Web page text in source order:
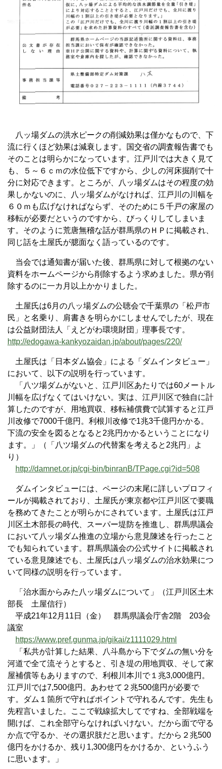
八ッ場ダムの洪水ピークの削減効果は僅かなもので、下
流に行くほど効果は減衰します。国交省の調査報告書でも
そのことは明らかになっています。江戸川では大きく見て
も、５～６ｃｍの水位低下ですから、少しの河床掘削で十
分に対応できます。ところが、八ッ場ダムはその程度の効
果しかないのに、八ッ場ダムがなければ、江戸川の川幅を
６０ｍも広げなければならず、そのために５千戸の家屋の
移転が必要だというのですから、びっくりしてしまいま
す。そのように荒唐無稽な話が群馬県のＨＰに掲載され、
同じ話を土屋氏が臆面なく語っているのです。
当会では通知書が届いた後、群馬県に対して根拠のない
資料をホームページから削除するよう求めました。県が削
除するのに一カ月以上かかりました。
土屋氏は6月の八ッ場ダムの公聴会で千葉県の「松戸市
民」と名乗り、肩書きを明らかにしませんでしたが、現在
は公益財団法人「えどがわ環境財団」理事長です。
http://edogawa-kankyozaidan.jp/about/pages/220/
土屋氏は「日本ダム協会」による「ダムインタビュー」
において、以下の説明を行っています。
「八ツ場ダムがないと、江戸川区あたりでは60メートル
川幅を広げなくてはいけない。実は、江戸川区で独自に計
算したのですが、用地買収、移転補償費で試算すると江戸
川改修で7000千億円。利根川改修で1兆3千億円かかる。
下流の安全を図るとなると2兆円かかるということになり
ます。」（「八ツ場ダムの代替案を考えると2兆円」よ
り）
http://damnet.or.jp/cgi-bin/binranB/TPage.cgi?id=508
ダムインタビューには、ページの末尾に詳しいプロフィ
ールが掲載されており、土屋氏が東京都や江戸川区で要職
を務めてきたことが明らかにされています。土屋氏は江戸
川区土木部長の時代、スーパー堤防を推進し、群馬県議会
において八ッ場ダム推進の立場から意見陳述を行ったこと
でも知られています。群馬県議会の公式サイトに掲載され
ている意見陳述でも、土屋氏は八ッ場ダムの治水効果につ
いて同様の説明を行っています。
「治水面からみた八ッ場ダムについて」（江戸川区土木
部長 土屋信行）
平成21年12月11日（金） 群馬県議会庁舎2階 203会
議室
https://www.pref.gunma.jp/gikai/z1111029.html
「私共が計算した結果、八斗島から下でダムの無い分を
河道で全て流そうとすると、引き堤の用地買収、そして家
屋補償等もありますので、利根川本川で１兆3,000億円。
江戸川では7,500億円。あわせて２兆500億円が必要で
す。ダム１箇所で守ればポイントで守れるんです。先生も
先程言いました。ここで戦線拡大してですね、全部戦端を
開けば、これ全部守らなければいけない。だから面で守る
か点で守るか、その選択肢だと思います。だから２兆500
億円をかけるか、残り1,300億円をかけるか、というふう
に思います。」